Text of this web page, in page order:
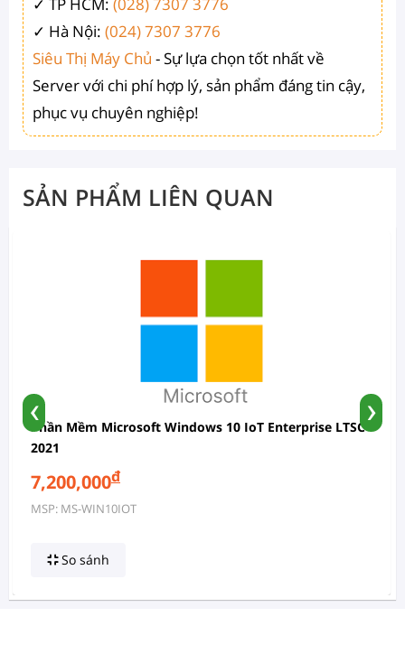
✓ Hà Nội: (024) 7307 3776
Siêu Thị Máy Chủ - Sự lựa chọn tốt nhất về
Server với chi phí hợp lý, sản phẩm đáng tin cậy,
phục vụ chuyên nghiệp!
SẢN PHẨM LIÊN QUAN
Phần Mềm Microsoft Windows 10 IoT Enterprise LTSC
2021
7,200,000đ
MSP: MS-WIN10IOT
So sánh
‹ ›